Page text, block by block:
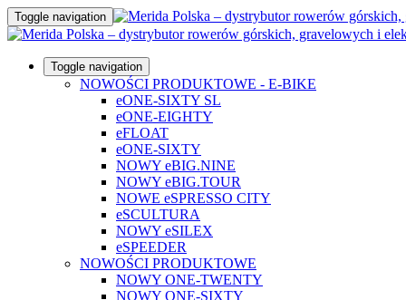
Toggle navigation
Toggle navigation
NOWOŚCI PRODUKTOWE - E-BIKE
eONE-SIXTY SL
eONE-EIGHTY
eFLOAT
eONE-SIXTY
NOWY eBIG.NINE
NOWY eBIG.TOUR
NOWE eSPRESSO CITY
eSCULTURA
NOWY eSILEX
eSPEEDER
NOWOŚCI PRODUKTOWE
NOWY ONE-TWENTY
NOWY ONE-SIXTY